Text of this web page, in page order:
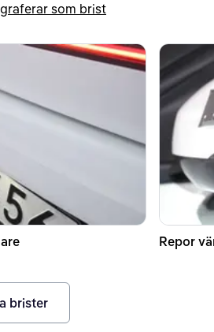
som brist
Repor
brister